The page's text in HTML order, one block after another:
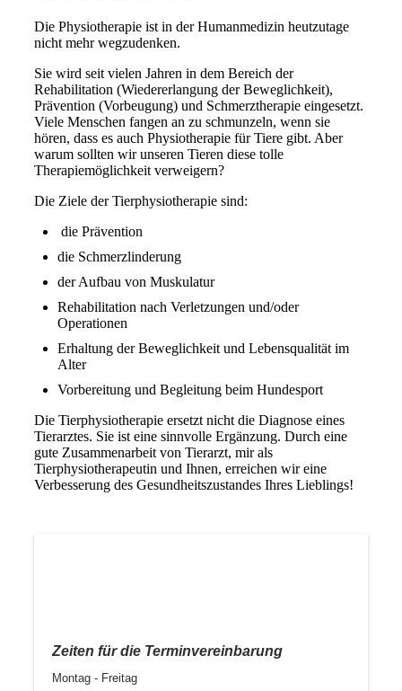
Die Physiotherapie ist in der Humanmedizin heutzutage
nicht mehr wegzudenken.
Sie wird seit vielen Jahren in dem Bereich der
Rehabilitation (Wiedererlangung der Beweglichkeit),
Prävention (Vorbeugung) und Schmerztherapie eingesetzt.
Viele Menschen fangen an zu schmunzeln, wenn sie
hören, dass es auch Physiotherapie für Tiere gibt. Aber
warum sollten wir unseren Tieren diese tolle
Therapiemöglichkeit verweigern?
Die Ziele der Tierphysiotherapie sind:
die Prävention
die Schmerzlinderung
der Aufbau von Muskulatur
Rehabilitation nach Verletzungen und/oder
Operationen
Erhaltung der Beweglichkeit und Lebensqualität im
Alter
Vorbereitung und Begleitung beim Hundesport
Die Tierphysiotherapie ersetzt nicht die Diagnose eines
Tierarztes. Sie ist eine sinnvolle Ergänzung. Durch eine
gute Zusammenarbeit von Tierarzt, mir als
Tierphysiotherapeutin und Ihnen, erreichen wir eine
Verbesserung des Gesundheitszustandes Ihres Lieblings!
Zeiten für die Terminvereinbarung
Montag - Freitag